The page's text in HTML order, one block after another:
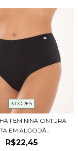
3 CORES
FEMININA CINTURA
EM ALGODÃ...
R$22,45